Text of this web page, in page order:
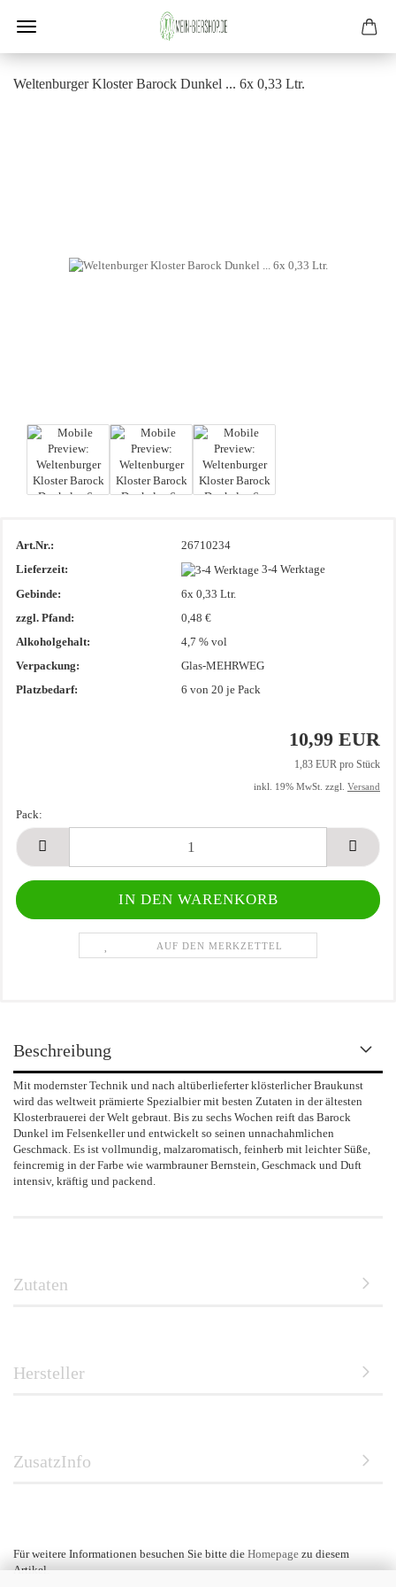
Wel­ten­bur­ger Klos­ter Ba­rock Dun­kel ... 6x 0,33 Ltr.
Art.Nr.:
26710234
Lieferzeit:
3-4 Werktage
Gebinde:
6x 0,33 Ltr.
zzgl. Pfand:
0,48 €
Alkoholgehalt:
4,7 % vol
Verpackung:
Glas-MEHRWEG
Platzbedarf:
6 von 20 je Pack
10,99 EUR
1,83 EUR pro Stück
inkl. 19% MwSt. zzgl. Versand
Pack:
Pack
AUF DEN MERKZETTEL
Beschreibung
Mit modernster Technik und nach altüberlieferter klösterlicher Braukunst
wird das weltweit prämierte Spezialbier mit besten Zutaten in der ältesten
Klosterbrauerei der Welt gebraut. Bis zu sechs Wochen reift das Barock
Dunkel im Felsenkeller und entwickelt so seinen unnachahmlichen
Geschmack. Es ist vollmundig, malzaromatisch, feinherb mit leichter Süße,
feincremig in der Farbe wie warmbrauner Bernstein, Geschmack und Duft
intensiv, kräftig und packend.
Zutaten
Hersteller
ZusatzInfo
Für weitere Informationen besuchen Sie bitte die Homepage zu diesem
Artikel.